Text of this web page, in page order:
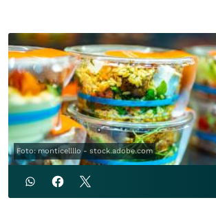
Foto: monticellllo - stock.adobe.com